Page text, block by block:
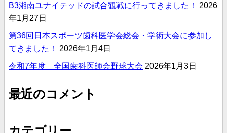
B3湘南ユナイテッドの試合観戦に行ってきました！
2026
年1月27日
第36回日本スポーツ歯科医学会総会・学術大会に参加し
てきました！
2026年1月4日
令和7年度 全国歯科医師会野球大会 2026年1月3日
最近のコメント